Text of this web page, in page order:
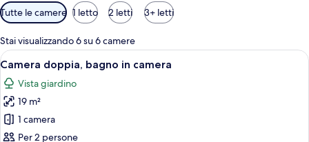
Filtri
disponibili
per
le
camere
Tutte le camere 1 letto 2 letti 3+ letti
Stai visualizzando 6 su 6 camere
Apri
tutte
le
foto
per
Camera
Camera doppia, bagno in camera |
9
Camera doppia, bagno in camera
Vista giardino
19 m²
1 camera
Per 2 persone